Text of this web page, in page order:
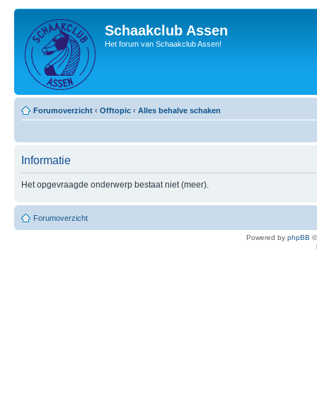
Schaakclub Assen
Het forum van Schaakclub Assen!
Forumoverzicht ‹ Offtopic ‹ Alles behalve schaken
Informatie
Het opgevraagde onderwerp bestaat niet (meer).
Forumoverzicht
Powered by phpBB